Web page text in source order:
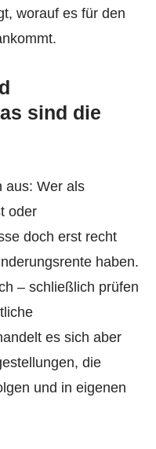
worauf es für den
sind die
aus: Wer als
oder
doch erst recht
haben.
– schließlich prüfen
es sich aber
die
und in eigenen